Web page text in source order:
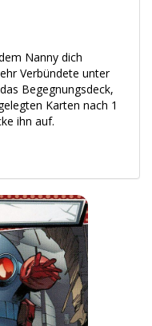
Nanny dich
Verbündete unter
Begegnungsdeck,
Karten nach 1
ihn auf.